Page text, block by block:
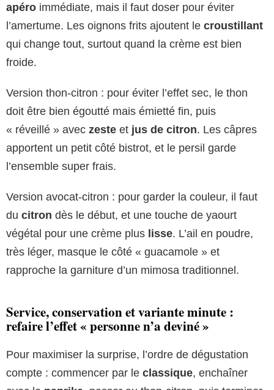
apéro immédiate, mais il faut doser pour éviter
l’amertume. Les oignons frits ajoutent le croustillant
qui change tout, surtout quand la crème est bien
froide.
Version thon-citron : pour éviter l’effet sec, le thon
doit être bien égoutté mais émietté fin, puis
« réveillé » avec zeste et jus de citron. Les câpres
apportent un petit côté bistrot, et le persil garde
l’ensemble super frais.
Version avocat-citron : pour garder la couleur, il faut
du citron dès le début, et une touche de yaourt
végétal pour une crème plus lisse. L’ail en poudre,
très léger, masque le côté « guacamole » et
rapproche la garniture d’un mimosa traditionnel.
Service, conservation et variante minute :
refaire l’effet « personne n’a deviné »
Pour maximiser la surprise, l’ordre de dégustation
compte : commencer par le classique, enchaîner